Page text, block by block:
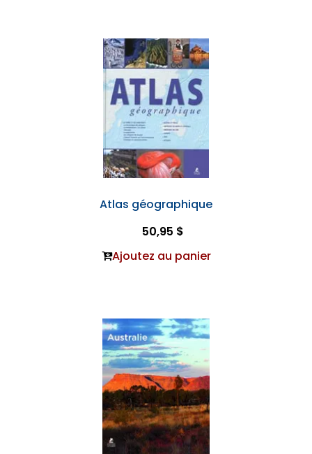
Atlas géographique
50,95 $
Ajoutez au panier